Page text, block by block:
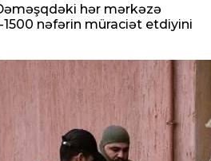
hər mərkəzə
nəfərin müraciət etdiyini